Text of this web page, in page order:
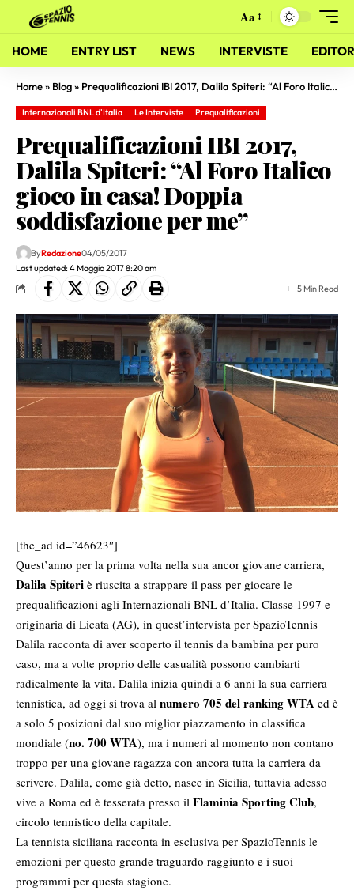
Aa
HOME ENTRY LIST NEWS INTERVISTE
Home» Blog» Prequalificazioni IBI 2017, Dalila Spiteri: “Al Foro Italico gioco in casa! Doppia soddisfazione per me”
Internazionali BNL d'Italia Le Interviste Prequalificazioni
Prequalificazioni IBI 2017,
Dalila Spiteri: “Al Foro Italico
gioco in casa! Doppia
soddisfazione per me”
Last updated: 4 Maggio 2017 8:20 am
ByRedazione04/05/2017
5 Min Read
[the_ad id=”46623″]
Quest’anno per la prima volta nella sua ancor giovane carriera,
Dalila Spiteri è riuscita a strappare il pass per giocare le
prequalificazioni agli Internazionali BNL d’Italia. Classe 1997 e
originaria di Licata (AG), in quest’intervista per SpazioTennis
Dalila racconta di aver scoperto il tennis da bambina per puro
caso, ma a volte proprio delle casualità possono cambiarti
radicalmente la vita. Dalila inizia quindi a 6 anni la sua carriera
tennistica, ad oggi si trova al numero 705 del ranking WTA ed è
a solo 5 posizioni dal suo miglior piazzamento in classifica
mondiale (no. 700 WTA), ma i numeri al momento non contano
troppo per una giovane ragazza con ancora tutta la carriera da
scrivere. Dalila, come già detto, nasce in Sicilia, tuttavia adesso
vive a Roma ed è tesserata presso il Flaminia Sporting Club,
circolo tennistico della capitale.
La tennista siciliana racconta in esclusiva per SpazioTennis le
emozioni per questo grande traguardo raggiunto e i suoi
programmi per questa stagione.